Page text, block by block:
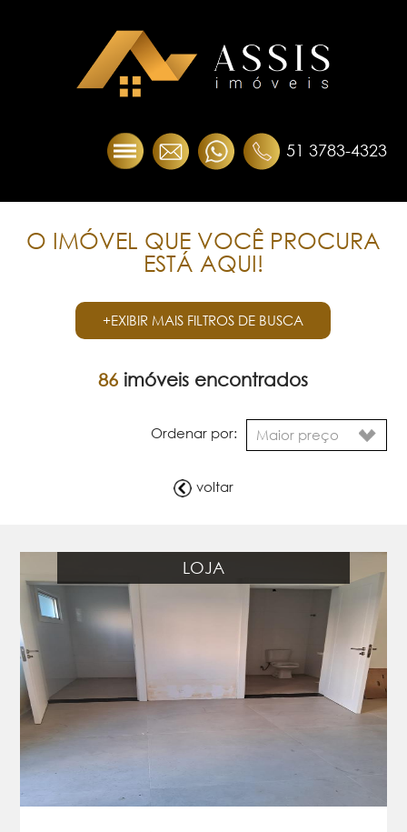
51 3783-4323
O IMÓVEL QUE VOCÊ PROCURA
ESTÁ AQUI!
+EXIBIR MAIS FILTROS DE BUSCA
86 imóveis encontrados
Ordenar por:
voltar
LOJA